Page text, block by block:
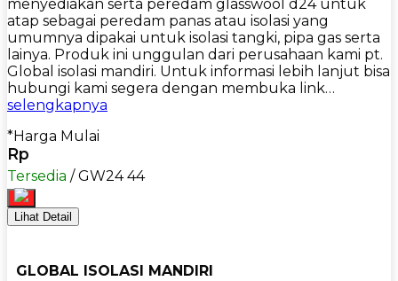
menyediakan serta peredam glasswool d24 untuk
atap sebagai peredam panas atau isolasi yang
umumnya dipakai untuk isolasi tangki, pipa gas serta
lainya. Produk ini unggulan dari perusahaan kami pt.
Global isolasi mandiri. Untuk informasi lebih lanjut bisa
hubungi kami segera dengan membuka link…
selengkapnya
*Harga Mulai
Rp
Tersedia / GW24 44
Lihat Detail
GLOBAL ISOLASI MANDIRI